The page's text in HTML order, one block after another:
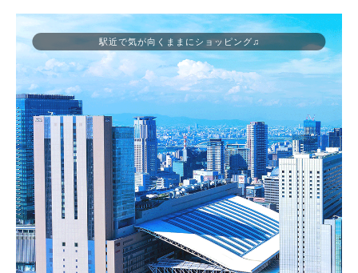
駅近で気が向くままにショッピング♫